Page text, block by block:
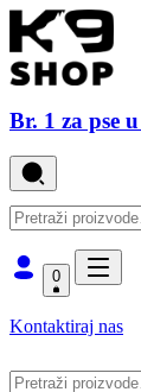
Br. 1 za pse
0
Kontaktiraj nas